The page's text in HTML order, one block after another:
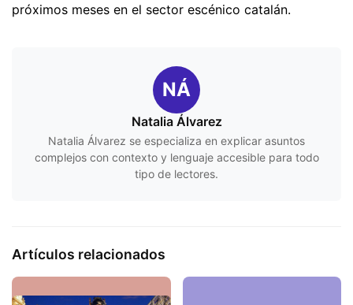
próximos meses en el sector escénico catalán.
NÁ
Natalia Álvarez
Natalia Álvarez se especializa en explicar asuntos
complejos con contexto y lenguaje accesible para todo
tipo de lectores.
Artículos relacionados